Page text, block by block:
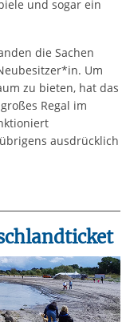
und sogar ein
die Sachen
Um
zu bieten, hat das
Regal im
ausdrücklich